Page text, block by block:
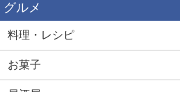
グルメ
料理・レシピ
お菓子